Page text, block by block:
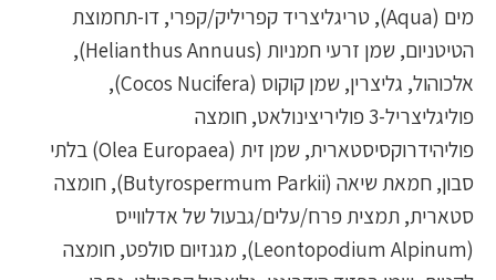
מים (Aqua), טריגליצריד קפריליק/קפרי, דו-תחמוצת
הטיטניום, שמן זרעי חמניות (Helianthus Annuus),
אלכוהול, גליצרין, שמן קוקוס (Cocos Nucifera),
פוליגליצריל-3 פוליריצינולאט, חומצה
פוליהידרוקסיסטארית, שמן זית (Olea Europaea) בלתי
סבון, חמאת שיאה (Butyrospermum Parkii), חומצה
סטארית, תמצית פרח/עלים/גבעול של אדלווייס
(Leontopodium Alpinum), מגנזיום סולפט, חומצה